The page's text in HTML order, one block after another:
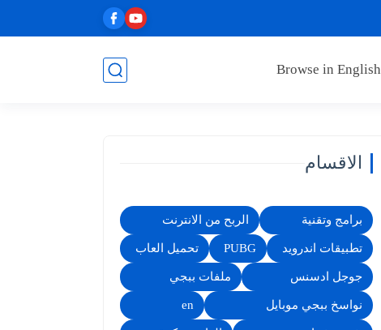
Browse in English
الاقسام
برامج وتقنية الربح من الانترنت
تطبيقات اندرويد PUBG تحميل العاب
جوجل ادسنس ملفات ببجي
نواسخ ببجي موبايل en